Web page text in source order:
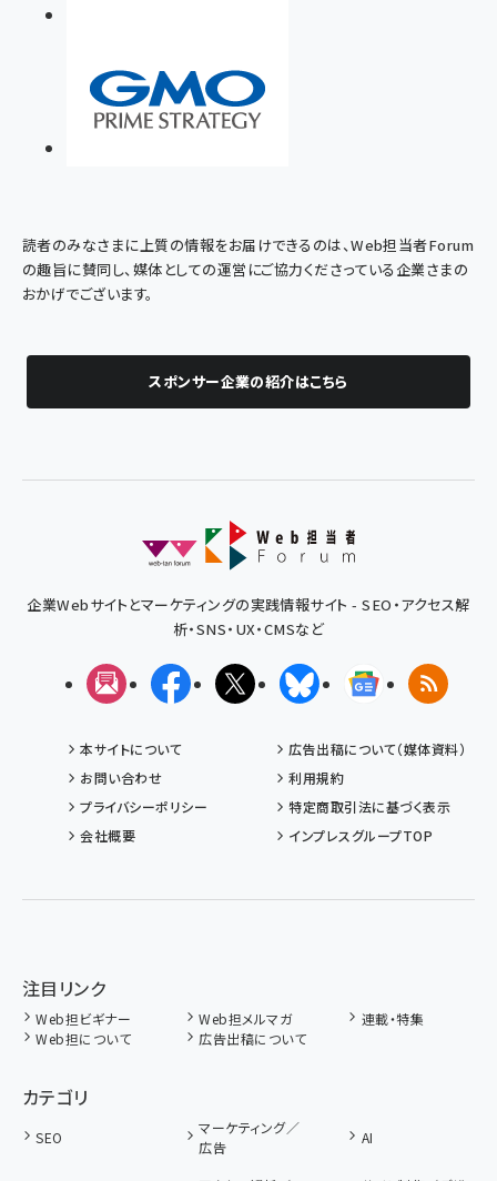
読者のみなさまに上質の情報をお届けできるのは、Web担当者Forum
の趣旨に賛同し、媒体としての運営にご協力くださっている企業さまの
おかげでございます。
スポンサー企業の紹介はこちら
企業Webサイトとマーケティングの実践情報サイト - SEO・アクセス解
析・SNS・UX・CMSなど
メルマガFacebookX(エックス)BlueskyGoogleニュ
RSS
本サイトについて
広告出稿について（媒体資料）
お問い合わせ
利用規約
プライバシーポリシー
特定商取引法に基づく表示
会社概要
インプレスグループTOP
注目リンク
Web担ビギナー Web担メルマガ
連載・特集
Web担について
広告出稿について
カテゴリ
SEO
マーケティング／
広告
AI